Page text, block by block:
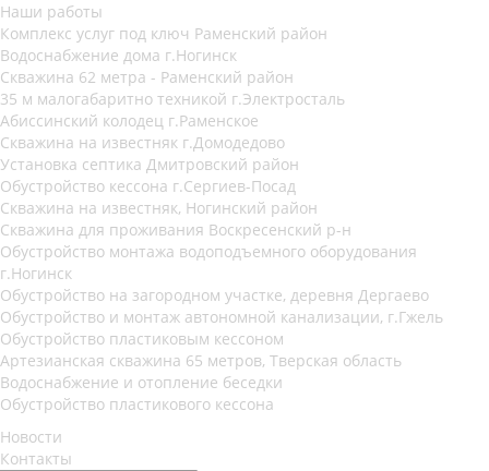
Наши работы
Комплекс услуг под ключ Раменский район
Водоснабжение дома г.Ногинск
Скважина 62 метра - Раменский район
35 м малогабаритно техникой г.Электросталь
Абиссинский колодец г.Раменское
Скважина на известняк г.Домодедово
Установка септика Дмитровский район
Обустройство кессона г.Сергиев-Посад
Скважина на известняк, Ногинский район
Скважина для проживания Воскресенский р-н
Обустройство монтажа водоподъемного оборудования
г.Ногинск
Обустройство на загородном участке, деревня Дергаево
Обустройство и монтаж автономной канализации, г.Гжель
Обустройство пластиковым кессоном
Артезианская скважина 65 метров, Тверская область
Водоснабжение и отопление беседки
Обустройство пластикового кессона
Новости
Контакты